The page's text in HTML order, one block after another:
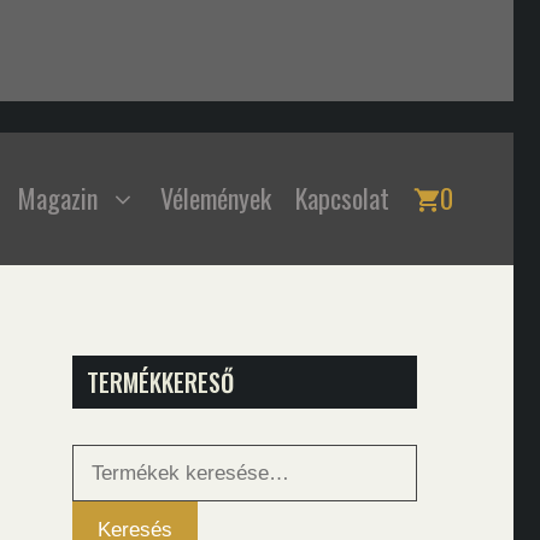
Magazin Vélemények Kapcsolat 0
TERMÉKKERESŐ
Keresés
Keresés